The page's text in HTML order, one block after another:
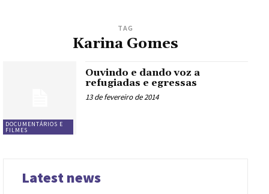
TAG
Karina Gomes
DOCUMENTÁRIOS E
FILMES
Ouvindo e dando voz a
refugiadas e egressas
13 de fevereiro de 2014
Latest news